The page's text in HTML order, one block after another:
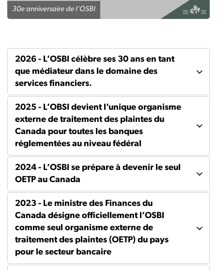
30e anniversaire de l’OSBI
2026 - L’OSBI célèbre ses 30 ans en tant
que médiateur dans le domaine des
services financiers.
2025 - L’OBSI devient l’unique organisme
externe de traitement des plaintes du
Canada pour toutes les banques
réglementées au niveau fédéral
2024 - L’OSBI se prépare à devenir le seul
OETP au Canada
2023 - Le ministre des Finances du
Canada désigne officiellement l’OSBI
comme seul organisme externe de
traitement des plaintes (OETP) du pays
pour le secteur bancaire